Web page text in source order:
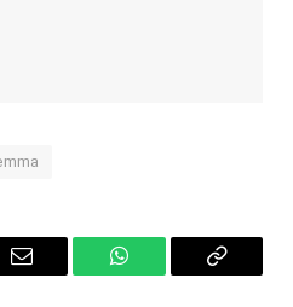
Email WhatsAppCopy